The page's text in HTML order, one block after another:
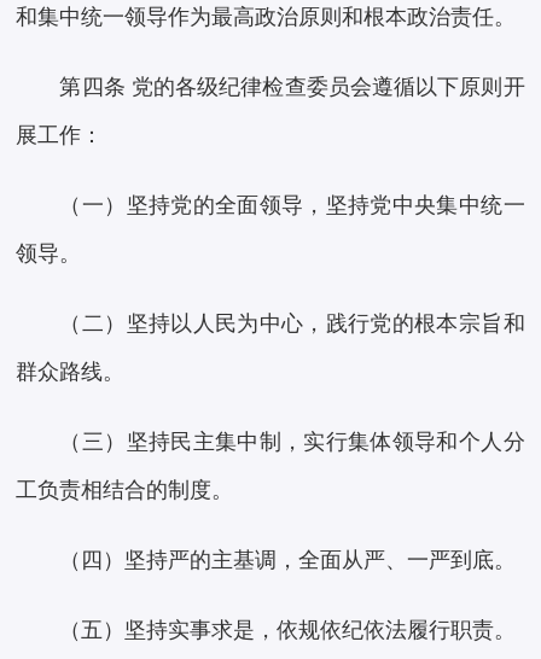
和集中统一领导作为最高政治原则和根本政治责任。
第四条 党的各级纪律检查委员会遵循以下原则开
展工作：
（一）坚持党的全面领导，坚持党中央集中统一
领导。
（二）坚持以人民为中心，践行党的根本宗旨和
群众路线。
（三）坚持民主集中制，实行集体领导和个人分
工负责相结合的制度。
（四）坚持严的主基调，全面从严、一严到底。
（五）坚持实事求是，依规依纪依法履行职责。